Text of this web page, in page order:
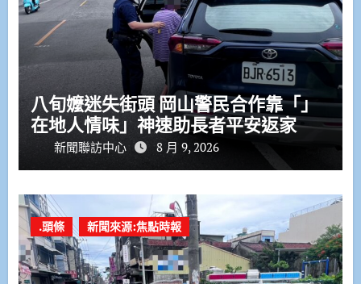
八旬嬤迷失街頭 岡山警民合作靠「」
在地人情味」神速助長者平安返家
新聞聯訪中心 8 月 9, 2026
.頭條 新聞來源:焦點時報